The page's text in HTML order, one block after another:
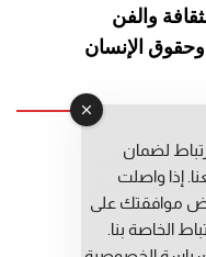
والفن
وحقوق الإنسان
التوراني
المعطي قبال
حوحو
لضمان
إذا واصلت
موافقتك على
الخاصة بنا.